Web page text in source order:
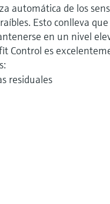
automática de los
Esto conlleva que
en un nivel
Control es
residuales